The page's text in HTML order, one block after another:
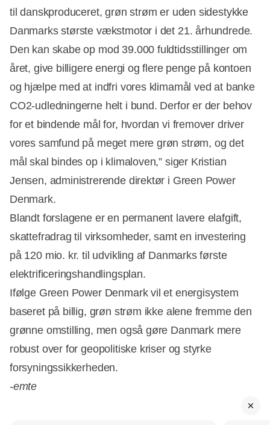
til danskproduceret, grøn strøm er uden sidestykke
Danmarks største vækstmotor i det 21. århundrede.
Den kan skabe op mod 39.000 fuldtidsstillinger om
året, give billigere energi og flere penge på kontoen
og hjælpe med at indfri vores klimamål ved at banke
CO2-udledningerne helt i bund. Derfor er der behov
for et bindende mål for, hvordan vi fremover driver
vores samfund på meget mere grøn strøm, og det
mål skal bindes op i klimaloven,” siger Kristian
Jensen, administrerende direktør i Green Power
Denmark.
Blandt forslagene er en permanent lavere elafgift,
skattefradrag til virksomheder, samt en investering
på 120 mio. kr. til udvikling af Danmarks første
elektrificeringshandlingsplan.
Ifølge Green Power Denmark vil et energisystem
baseret på billig, grøn strøm ikke alene fremme den
grønne omstilling, men også gøre Danmark mere
robust over for geopolitiske kriser og styrke
forsyningssikkerheden.
-emte